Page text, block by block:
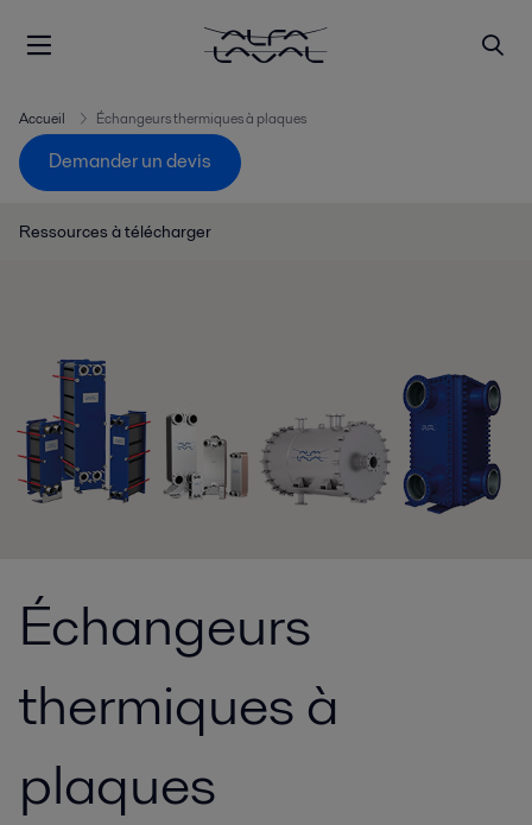
Accueil Échangeurs thermiques à plaques
Demander un devis
Ressources à télécharger
Échangeurs
thermiques à
plaques